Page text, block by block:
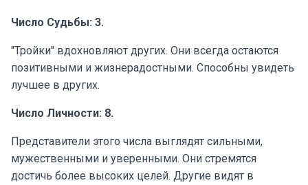
Число Судьбы: 3.
"Тройки" вдохновляют других. Они всегда остаются
позитивными и жизнерадостными. Способны увидеть
лучшее в других.
Число Личности: 8.
Представители этого числа выглядят сильными,
мужественными и уверенными. Они стремятся
достичь более высоких целей. Другие видят в